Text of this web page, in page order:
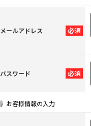
必須
メールアドレス
必須
パスワード
お客様情報の入力